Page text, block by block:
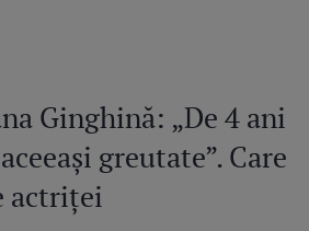
Ginghină: „De 4 ani
greutate”. Care
actriței